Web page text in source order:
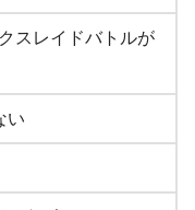
スレイドバトルが
い